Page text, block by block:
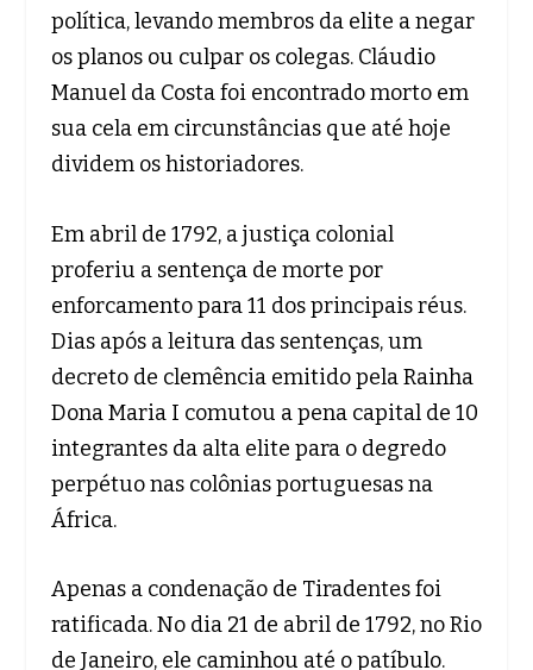
política, levando membros da elite a negar
os planos ou culpar os colegas. Cláudio
Manuel da Costa foi encontrado morto em
sua cela em circunstâncias que até hoje
dividem os historiadores.
Em abril de 1792, a justiça colonial
proferiu a sentença de morte por
enforcamento para 11 dos principais réus.
Dias após a leitura das sentenças, um
decreto de clemência emitido pela Rainha
Dona Maria I comutou a pena capital de 10
integrantes da alta elite para o degredo
perpétuo nas colônias portuguesas na
África.
Apenas a condenação de Tiradentes foi
ratificada. No dia 21 de abril de 1792, no Rio
de Janeiro, ele caminhou até o patíbulo.